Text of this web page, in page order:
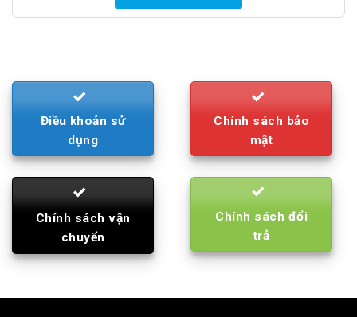
Điều khoản sử
dụng
Chính sách bảo
mật
Chính sách vận
chuyển
Chính sách đổi
trả